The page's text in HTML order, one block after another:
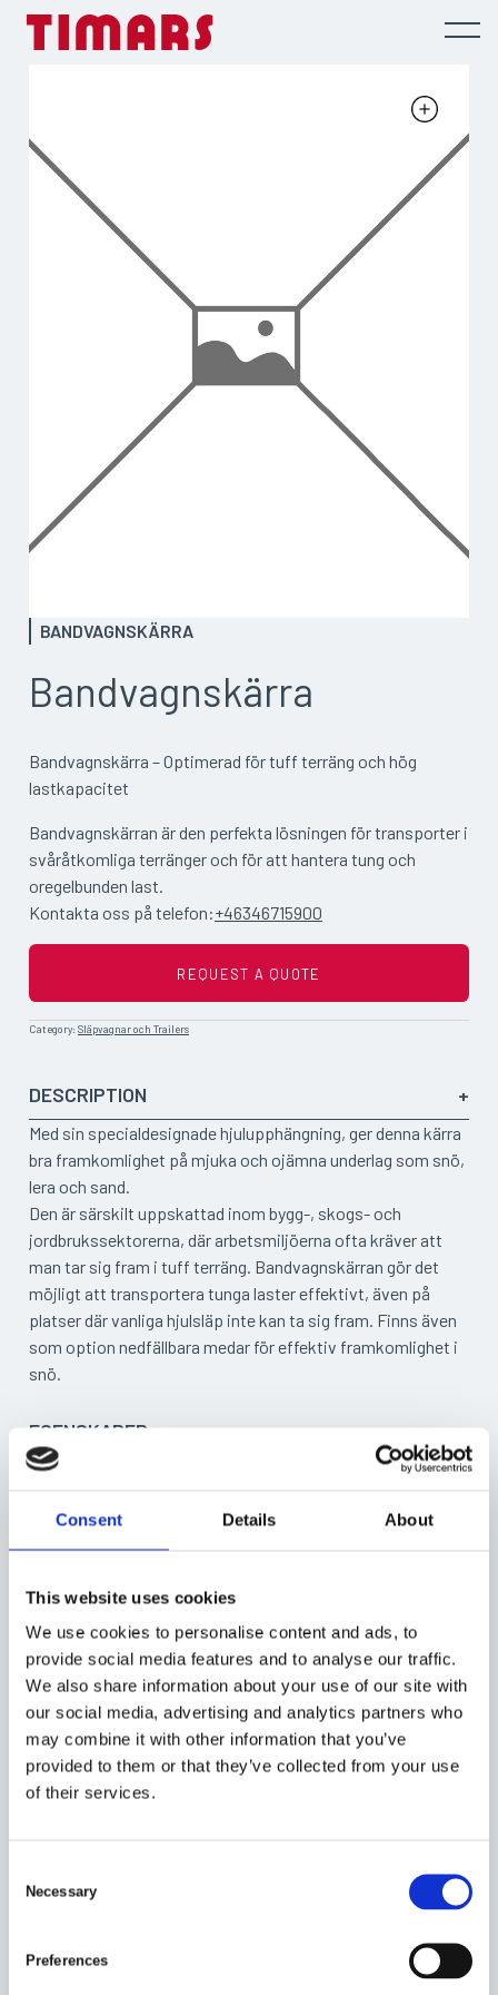
Consent Details About
This website uses cookies
We use cookies to personalise content and ads, to
provide social media features and to analyse our traffic.
We also share information about your use of our site with
our social media, advertising and analytics partners who
may combine it with other information that you’ve
provided to them or that they’ve collected from your use
of their services.
Necessary
Preferences
BANDVAGNSKÄRRA
Bandvagnskärra
Bandvagnskärra – Optimerad för tuff terräng och hög
lastkapacitet
Bandvagnskärran är den perfekta lösningen för transporter i
svåråtkomliga terränger och för att hantera tung och
oregelbunden last.
Kontakta oss på telefon:+46346715900
REQUEST A QUOTE
Category: Släpvagnar och Trailers
DESCRIPTION
Med sin specialdesignade hjulupphängning, ger denna kärra
bra framkomlighet på mjuka och ojämna underlag som snö,
lera och sand.
Den är särskilt uppskattad inom bygg-, skogs- och
jordbrukssektorerna, där arbetsmiljöerna ofta kräver att
man tar sig fram i tuff terräng. Bandvagnskärran gör det
möjligt att transportera tunga laster effektivt, även på
platser där vanliga hjulsläp inte kan ta sig fram. Finns även
som option nedfällbara medar för effektiv framkomlighet i
snö.
EGENSKAPER
terräng som snö, lera och sand
Robust konstruktion designad för att tåla tuffa
Låg marktryck för att minimera påverkan på känsliga
ytor och vegetation
Anpassningsbar design för olika behov och
arbetsuppgifter
Som option även transport på vatten då kärran är
designad för att flyta med full last.
VIKTER/MÅTT
Information kommer